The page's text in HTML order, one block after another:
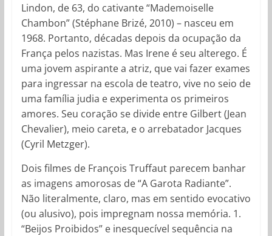
Lindon, de 63, do cativante “Mademoiselle
Chambon” (Stéphane Brizé, 2010) – nasceu em
1968. Portanto, décadas depois da ocupação da
França pelos nazistas. Mas Irene é seu alterego. É
uma jovem aspirante a atriz, que vai fazer exames
para ingressar na escola de teatro, vive no seio de
uma família judia e experimenta os primeiros
amores. Seu coração se divide entre Gilbert (Jean
Chevalier), meio careta, e o arrebatador Jacques
(Cyril Metzger).
Dois filmes de François Truffaut parecem banhar
as imagens amorosas de “A Garota Radiante”.
Não literalmente, claro, mas em sentido evocativo
(ou alusivo), pois impregnam nossa memória. 1.
“Beijos Proibidos” e inesquecível sequência na